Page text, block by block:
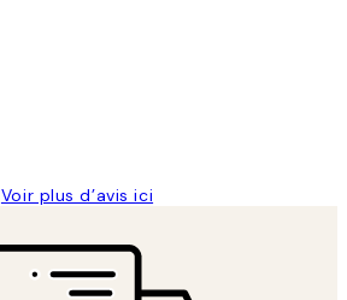
Voir plus d’avis ici